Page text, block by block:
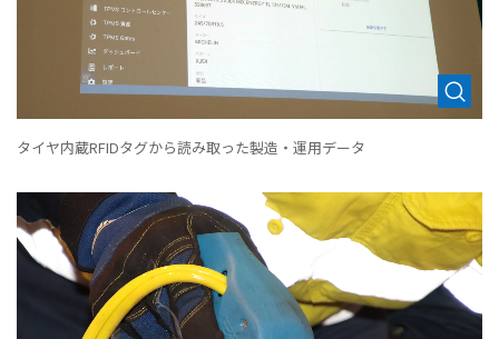
タイヤ内蔵RFIDタグから読み取った製造・運用データ